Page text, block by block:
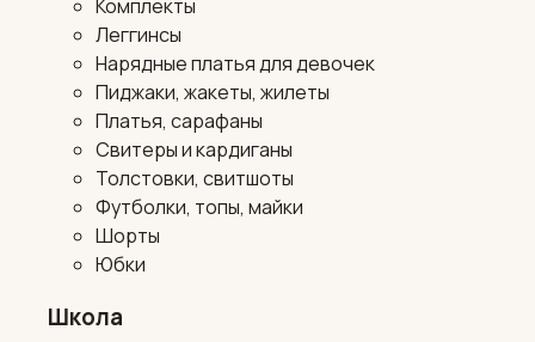
Комплекты
Леггинсы
Нарядные платья для девочек
Пиджаки, жакеты, жилеты
Платья, сарафаны
Свитеры и кардиганы
Толстовки, свитшоты
Футболки, топы, майки
Шорты
Юбки
Школа